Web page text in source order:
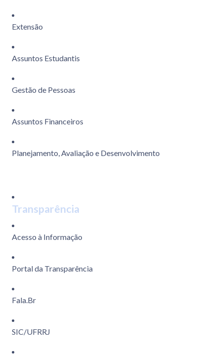
Extensão
Assuntos Estudantis
Gestão de Pessoas
Assuntos Financeiros
Planejamento, Avaliação e Desenvolvimento
Transparência
Acesso à Informação
Portal da Transparência
Fala.Br
SIC/UFRRJ